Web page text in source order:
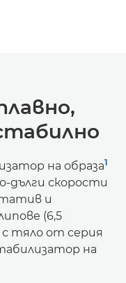
на образа1
дълги скорости
и
(6,5
с тяло от серия
на